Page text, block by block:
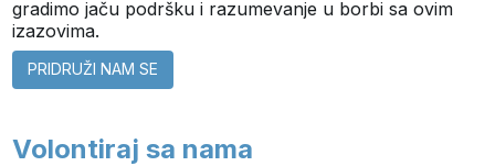
gradimo jaču podršku i razumevanje u borbi sa ovim
izazovima.
PRIDRUŽI NAM SE
Volontiraj sa nama